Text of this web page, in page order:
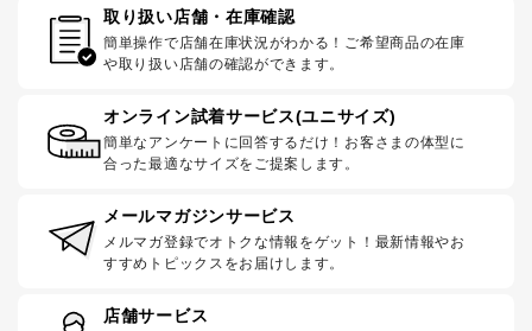
取り扱い店舗・在庫確認
簡単操作で店舗在庫状況がわかる！ご希望商品の在庫
や取り扱い店舗の確認ができます。
オンライン試着サービス(ユニサイズ)
簡単なアンケートに回答するだけ！お客さまの体型に
合った最適なサイズをご提案します。
メールマガジンサービス
メルマガ登録でオトクな情報をゲット！最新情報やお
すすめトピックスをお届けします。
店舗サービス